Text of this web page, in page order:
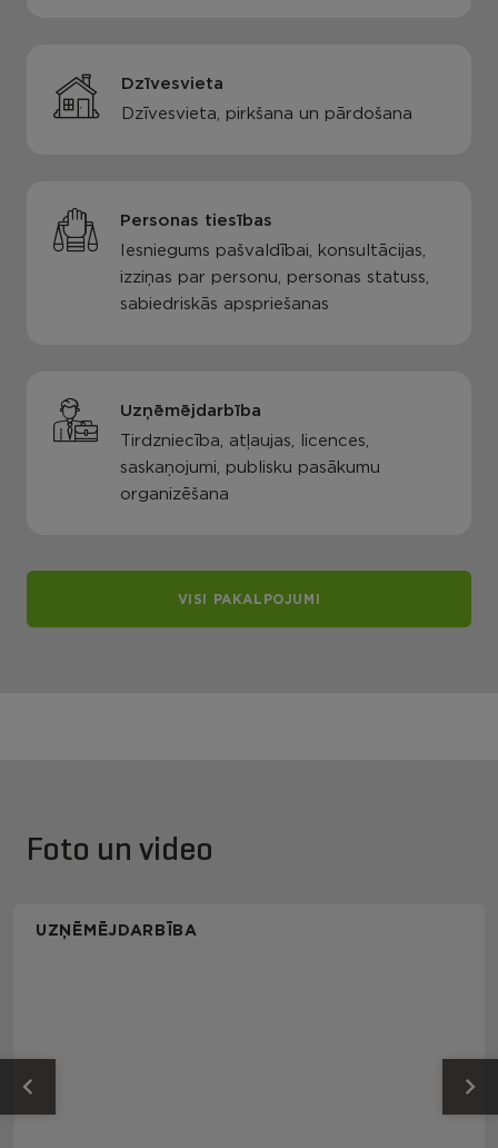
Dzīvesvieta
Dzīvesvieta, pirkšana un pārdošana
Personas tiesības
Iesniegums pašvaldībai, konsultācijas,
izziņas par personu, personas statuss,
sabiedriskās apspriešanas
Uzņēmējdarbība
Tirdzniecība, atļaujas, licences,
saskaņojumi, publisku pasākumu
organizēšana
VISI PAKALPOJUMI
Foto un video
UZŅĒMĒJDARBĪBA